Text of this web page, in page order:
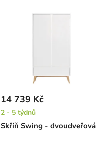
Skříň Swing - dvoudveřová
14 739 Kč
2 - 5 týdnů